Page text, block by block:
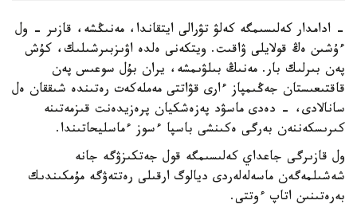
- ادامدار كەلىسىمگە كەلۋ تۋرالى ايتقاندا، مەنىڭشە، قازىر - ول
ءۇشىن ەڭ قولايلى ۋاقىت. ويتكەنى ەلدە اۋىزبىرشىلىك، كۇش
پەن بىرلىك بار. مەنىڭ بىلۋىمشە، يران بۇل سوعىس پەن
قاقتىعىستان جەڭىمپاز ءارى قۋاتتى مەملەكەت رەتىندە شىققان ەل
سانالادى، - دەدى ماسۋد پەزەشكيان پرەزيدەنت قىزمەتىنە
كىرىسكەننەن بەرگى ەكىنشى باسپا ءسوز ءماسليحاتىندا.
ول قازىرگى جاعداي كەلىسىمگە قول جەتكىزۋگە جانە
شەشىلمەگەن ماسەلەلەردى ديالوگ ارقىلى رەتتەۋگە مۇمكىندىك
بەرەتىنىن اتاپ ءوتتى.